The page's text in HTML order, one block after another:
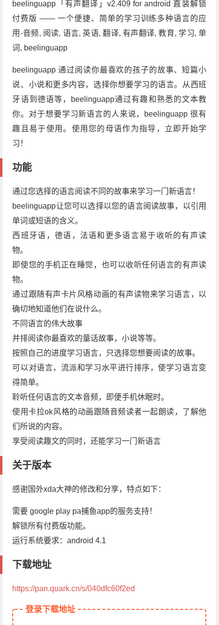
beelinguapp「有声翻译」v2.409 for android 直装解锁
付费版 —— 一个便捷、简单的学习训练多种语言的应
用-音频, 阅读, 语言, 英语, 翻译, 有声翻译, 教育, 学习, 单
词, beelinguapp
beelinguapp 通过阅读你最喜欢的孩子的故事、短篇小
说、小说和更多内容，选择你想要学习的语言。从西班
牙语到德语等，beelinguapp通过有趣和熟悉的文本教
你。对于想要学习新语言的人来说，beelinguapp 很有
趣且易于使用。使用您的母语作为指导，立即开始学
习！
功能
通过您选择的语言阅读不同的故事来学习一门新语言！
beelinguapp让您可以选择以您的语言阅读故事，以引用
单词或短语的含义。
西班牙语，德语，法语和更多语言易于收听的有声读
物。
即使您的手机正在睡觉，也可以收听任何语言的有声读
物。
通过跟随有声卡片风格动画的有声读物来学习语言，以
确切地知道他们在说什么。
不同语言的伟大故事
并排阅读你最喜欢的童话故事，小说等等。
按照自己的进度学习语言，只选择您想要阅读的故事。
可以对语言，流派和学习水平进行排序，使学习语言变
得简单。
聆听任何语言的文本音频，即便手机休眠时。
使用卡拉ok风格的动画跟随音频读者一起朗读，了解他
们所说的内容。
享受阅读趣文的同时，还能学习一门新语言
关于版本
感谢国外xda大神的修改和分享，特点如下：
需要 google play pa捕鱼app的服务支持！
解锁所有付费版功能。
运行系统要求：android 4.1
下载地址
https://pan.quark.cn/s/040dfc60f2ed
登录下载地址